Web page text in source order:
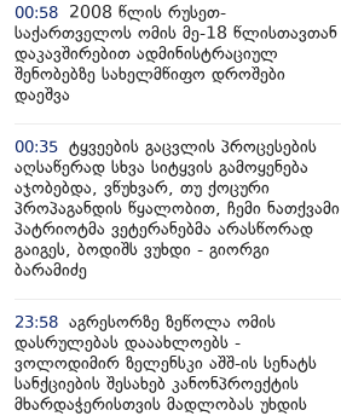
00:58
2008 წლის რუსეთ-
საქართველოს ომის მე-18 წლისთავთან
დაკავშირებით ადმინისტრაციულ
შენობებზე სახელმწიფო დროშები
დაეშვა
00:35 ტყვეების გაცვლის პროცესების
აღსაწერად სხვა სიტყვის გამოყენება
აჯობებდა, ვწუხვარ, თუ ქოცური
პროპაგანდის წყალობით, ჩემი ნათქვამი
პატრიოტმა ვეტერანებმა არასწორად
გაიგეს, ბოდიშს ვუხდი - გიორგი
ბარამიძე
23:58 აგრესორზე ზეწოლა ომის
დასრულებას დააახლოებს -
ვოლოდიმირ ზელენსკი აშშ-ის სენატს
სანქციების შესახებ კანონპროექტის
მხარდაჭერისთვის მადლობას უხდის